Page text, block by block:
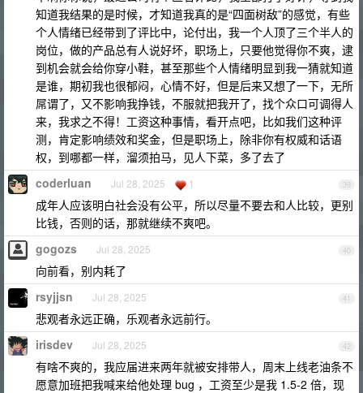
知道我结果的是时候，才知道我真的是“四面树敌”的感觉，有些
个人情绪已经带到了评比中，论付出，我一个人顶了三个半人的
岗位，做的产品总有人说好坏，职场上，只要他觉得你不爽，逮
到机会就会给你穿小鞋，甚至那些个人情绪明显到我一猜就知道
是谁，期初我也很郁闷，心情不好，但是后来又想了一下，无所
屌谓了，又不影响我挣钱，不服就把我开了，找个众口可调得人
来，我求之不得！工资这种事情，看开点吧，比如我们这种评
测，肯定影响绩效和奖金，但是职场上，除非你有权威和话语
权，到哪都一样，溜须拍马，见人下菜，多了去了
39
coderluan Jul 28, 2025 1
成年人应该明白社会没有公平，所以尽量不要去和人比较，更别
比钱，否则的话，那就继续不爽吧。
40
gogozs Jul 28, 2025
向前看，别内耗了
41
rsyjjsn Jul 28, 2025
悲观者永远正确，乐观者永远前行。
42
irisdev Jul 28, 2025
有啥不爽的，我应届进来两年就被安排带人，周末上线老油条不
愿意加班把我喊来给他处理 bug ，工资至少是我 1.5-2 倍，现